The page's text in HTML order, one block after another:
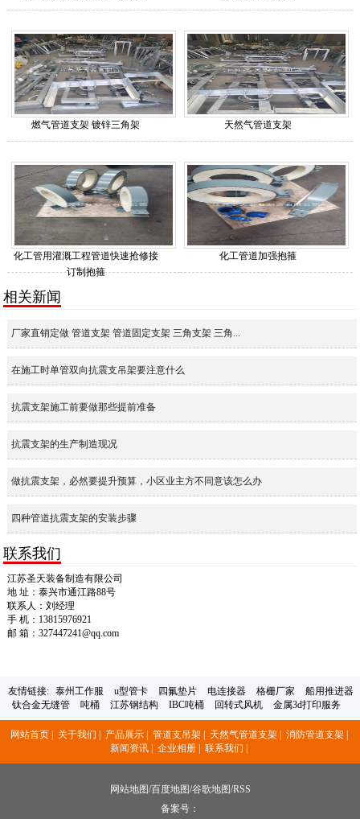
燃气管道支架 镀锌三角架 天然气管道支架
化工管用灌溉工程管道快速抢修接
订制抱箍
化工管道加强抱箍
相关新闻
厂家直销定做 管道支架 管道固定支架 三角支架 三角...
在施工时单管双向抗震支吊架要注意什么
抗震支架施工前要做那些提前准备
抗震支架的生产制造现况
做抗震支架，必然要提升预算，小区业主方不同意该怎么办
四种管道抗震支架的安装步骤
联系我们
江苏圣天装备制造有限公司
地 址：泰兴市通江路88号
联系人：刘经理
手 机：13815976921
邮 箱：327447241@qq.com
友情链接: 泰州工作服 u型管卡 四氟垫片 电连接器 格栅厂家
船用推进器
钛合金无缝管
吨桶 江苏钢结构 IBC吨桶 回转式风机 金属3d打印服务
网站首页 | 关于我们 | 产品展示 | 管道支吊架 | 天然气管道支架 | 消防管道支架 |
新闻资讯 | 企业相册 | 联系我们 |
网站地图/百度地图/谷歌地图/RSS
备案号：